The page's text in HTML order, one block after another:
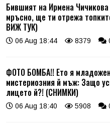
Бившият на Ирмена
мръсно, ще ти отрежа
ВИЖ ТУК)
06 Aug 18:44 8379
ФОТО БОМБА!! Ето я
мистериозния й мъж: Защо
лицето й?! (СНИМКИ)
06 Aug 18:40 5908